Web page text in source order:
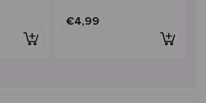
€4,99